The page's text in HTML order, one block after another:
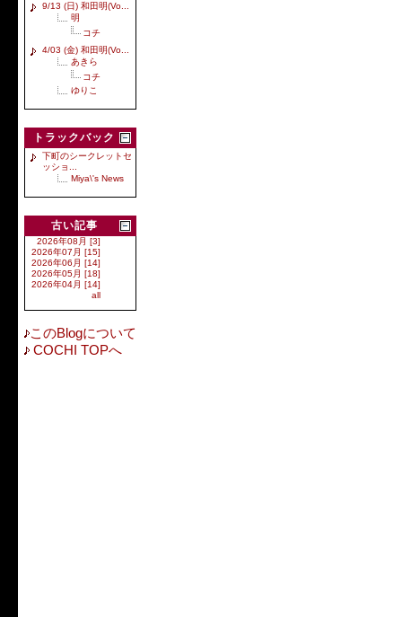
9/13 (日) 和田明(Vo...
明
コチ
4/03 (金) 和田明(Vo...
あきら
コチ
ゆりこ
トラックバック
下町のシークレットセ
ッショ...
Miya\'s News
古い記事
2026年08月 [3]
2026年07月 [15]
2026年06月 [14]
2026年05月 [18]
2026年04月 [14]
all
このBlogについて
COCHI TOPへ